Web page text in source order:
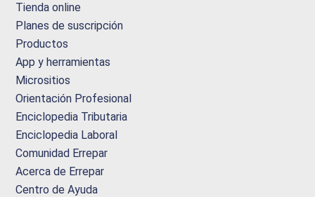
Tienda online
Planes de suscripción
Productos
App y herramientas
Micrositios
Orientación Profesional
Enciclopedia Tributaria
Enciclopedia Laboral
Comunidad Errepar
Acerca de Errepar
Centro de Ayuda